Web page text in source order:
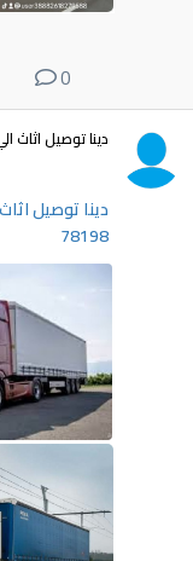
0
دينا توصيل اثاث
78198